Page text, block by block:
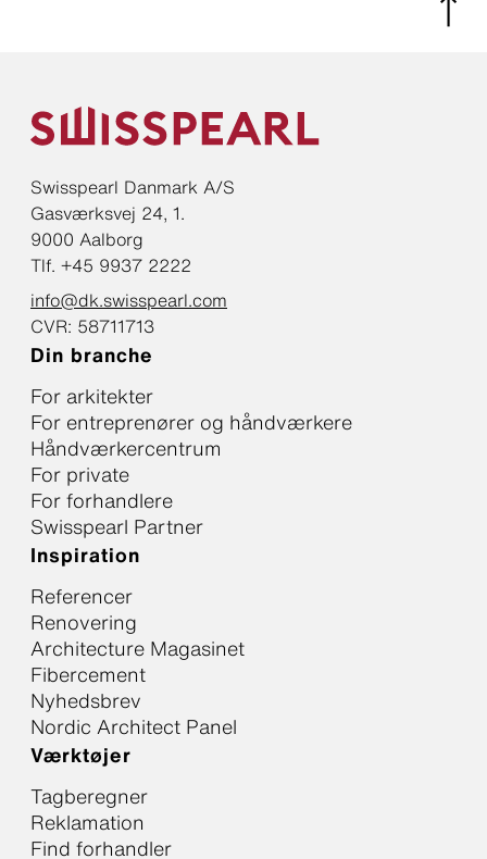
Swisspearl Danmark A/S
Gasværksvej 24, 1.
9000 Aalborg
Tlf. +45 9937 2222
info@dk.swisspearl.com
CVR: 58711713
Din branche
For arkitekter
For entreprenører og håndværkere
Håndværkercentrum
For private
For forhandlere
Swisspearl Partner
Inspiration
Referencer
Renovering
Architecture Magasinet
Fibercement
Nyhedsbrev
Nordic Architect Panel
Værktøjer
Tagberegner
Reklamation
Find forhandler